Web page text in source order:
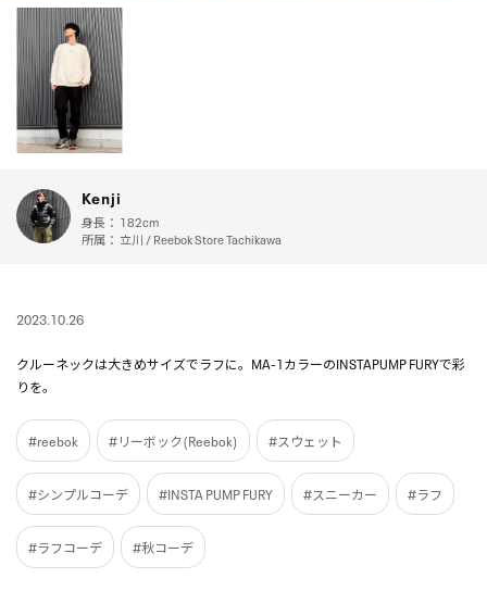
Kenji
身長： 182cm
所属： 立川 / Reebok Store Tachikawa
2023.10.26
クルーネックは大きめサイズでラフに。MA-1カラーのINSTAPUMP FURYで彩
りを。
#reebok #リーボック(Reebok) #スウェット
#シンプルコーデ #INSTA PUMP FURY #スニーカー #ラフ
#ラフコーデ #秋コーデ